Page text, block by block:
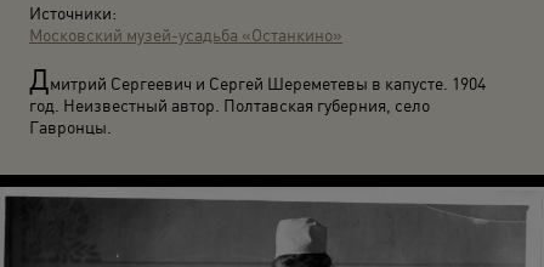
Источники:
Московский музей-усадьба «Останкино»
Дмитрий Сергеевич и Сергей Шереметевы в капусте. 1904
год. Неизвестный автор. Полтавская губерния, село
Гавронцы.